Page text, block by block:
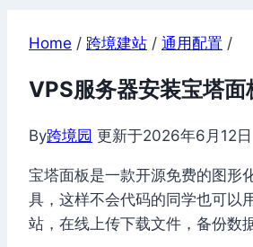
Home / 跨境建站 / 通用配置 /
VPS服务器安装宝塔面
By跨境园 更新于2026年6月12日
宝塔面板是一款开源免费的图形
具，这样不会代码的同学也可以
站，在线上传下载文件，备份数